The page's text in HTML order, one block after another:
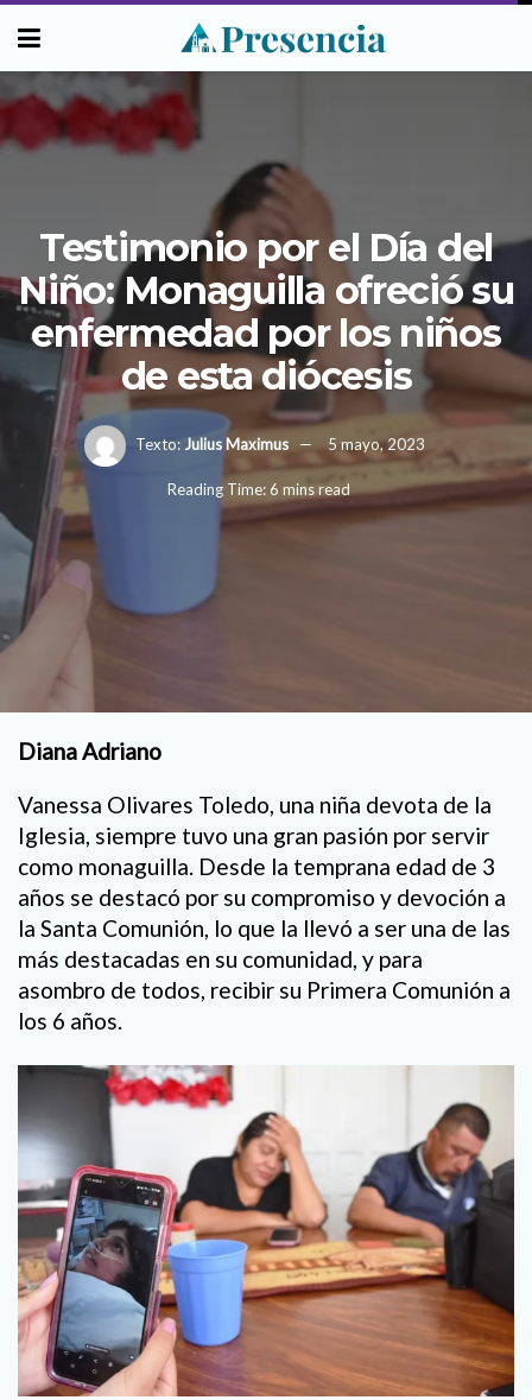
Testimonio por el Día del
Niño: Monaguilla ofreció su
enfermedad por los niños
de esta diócesis
Texto: Julius Maximus 5 mayo, 2023
Reading Time: 6 mins read
Diana Adriano
Vanessa Olivares Toledo, una niña devota de la
Iglesia, siempre tuvo una gran pasión por servir
como monaguilla. Desde la temprana edad de 3
años se destacó por su compromiso y devoción a
la Santa Comunión, lo que la llevó a ser una de las
más destacadas en su comunidad, y para
asombro de todos, recibir su Primera Comunión a
los 6 años.